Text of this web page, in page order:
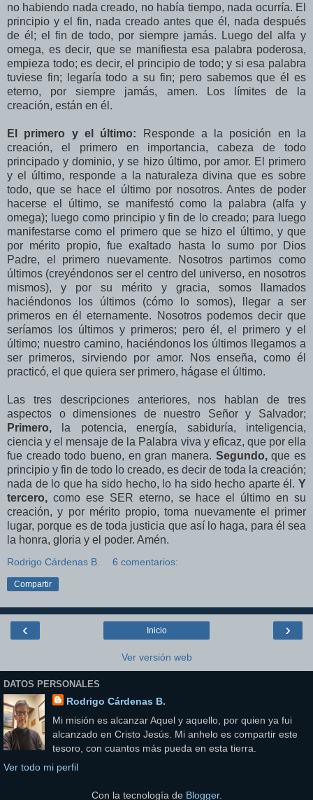
no habiendo nada creado, no había tiempo, nada ocurría. El
principio y el fin, nada creado antes que él, nada después
de él; el fin de todo, por siempre jamás. Luego del alfa y
omega, es decir, que se manifiesta esa palabra poderosa,
empieza todo; es decir, el principio de todo; y si esa palabra
tuviese fin; legaría todo a su fin; pero sabemos que él es
eterno, por siempre jamás, amen. Los límites de la
creación, están en él.
El primero y el último: Responde a la posición en la
creación, el primero en importancia, cabeza de todo
principado y dominio, y se hizo último, por amor. El primero
y el último, responde a la naturaleza divina que es sobre
todo, que se hace el último por nosotros. Antes de poder
hacerse el último, se manifestó como la palabra (alfa y
omega); luego como principio y fin de lo creado; para luego
manifestarse como el primero que se hizo el último, y que
por mérito propio, fue exaltado hasta lo sumo por Dios
Padre, el primero nuevamente. Nosotros partimos como
últimos (creyéndonos ser el centro del universo, en nosotros
mismos), y por su mérito y gracia, somos llamados
haciéndonos los últimos (cómo lo somos), llegar a ser
primeros en él eternamente. Nosotros podemos decir que
seríamos los últimos y primeros; pero él, el primero y el
último; nuestro camino, haciéndonos los últimos llegamos a
ser primeros, sirviendo por amor. Nos enseña, como él
practicó, el que quiera ser primero, hágase el último.
Las tres descripciones anteriores, nos hablan de tres
aspectos o dimensiones de nuestro Señor y Salvador;
Primero, la potencia, energía, sabiduría, inteligencia,
ciencia y el mensaje de la Palabra viva y eficaz, que por ella
fue creado todo bueno, en gran manera. Segundo,que es
principio y fin de todo lo creado, es decir de toda la creación;
nada de lo que ha sido hecho, lo ha sido hecho aparte él. Y
tercero, como ese SER eterno, se hace el último en su
creación, y por mérito propio, toma nuevamente el primer
lugar, porque es de toda justicia que así lo haga, para él sea
la honra, gloria y el poder. Amén.
Rodrigo Cárdenas B. 6 comentarios:
Compartir
‹ ›
Inicio
Ver versión web
DATOS PERSONALES
Rodrigo Cárdenas B.
Mi misión es alcanzar Aquel y aquello, por quien ya fui
alcanzado en Cristo Jesús. Mi anhelo es compartir este
tesoro, con cuantos más pueda en esta tierra.
Ver todo mi perfil
Con la tecnología de Blogger.